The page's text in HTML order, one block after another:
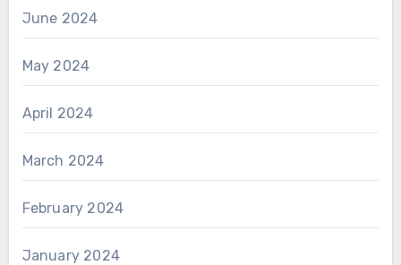
June 2024
May 2024
April 2024
March 2024
February 2024
January 2024